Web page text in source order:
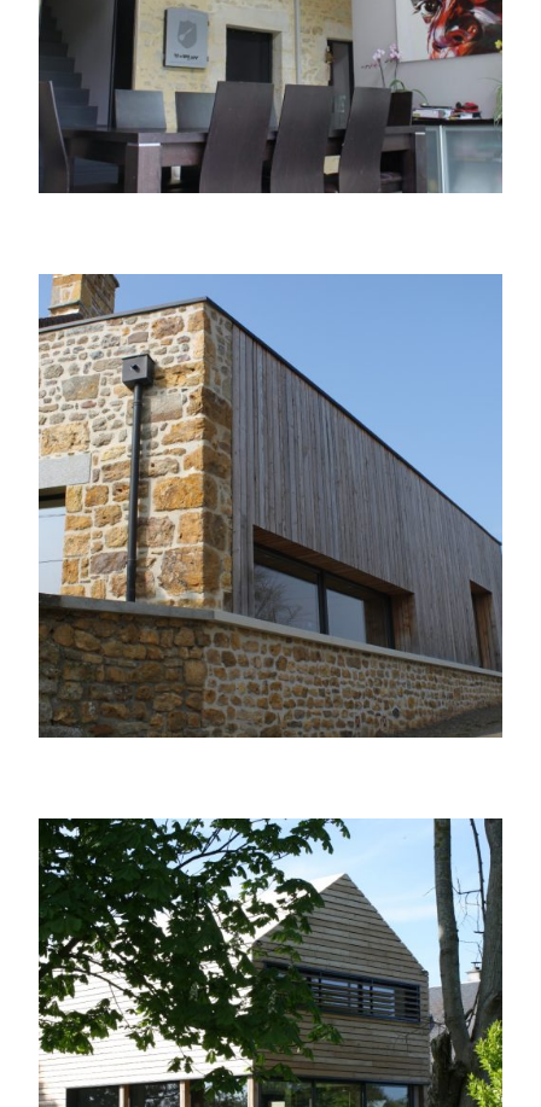
Extension d’une maison en pierre
Extension enveloppée de bois